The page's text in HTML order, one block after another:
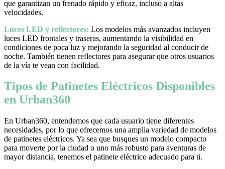
que garantizan un frenado rápido y eficaz, incluso a altas
velocidades.
Luces LED y reflectores: Los modelos más avanzados incluyen
luces LED frontales y traseras, aumentando la visibilidad en
condiciones de poca luz y mejorando la seguridad al conducir de
noche. También tienen reflectores para asegurar que otros usuarios
de la vía te vean con facilidad.
Tipos de Patinetes Eléctricos Disponibles
en Urban360
En Urban360, entendemos que cada usuario tiene diferentes
necesidades, por lo que ofrecemos una amplia variedad de modelos
de patinetes eléctricos. Ya sea que busques un modelo compacto
para moverte por la ciudad o uno más robusto para aventuras de
mayor distancia, tenemos el patinete eléctrico adecuado para ti.